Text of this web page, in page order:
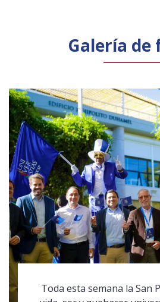
Galería de
Toda esta semana la San